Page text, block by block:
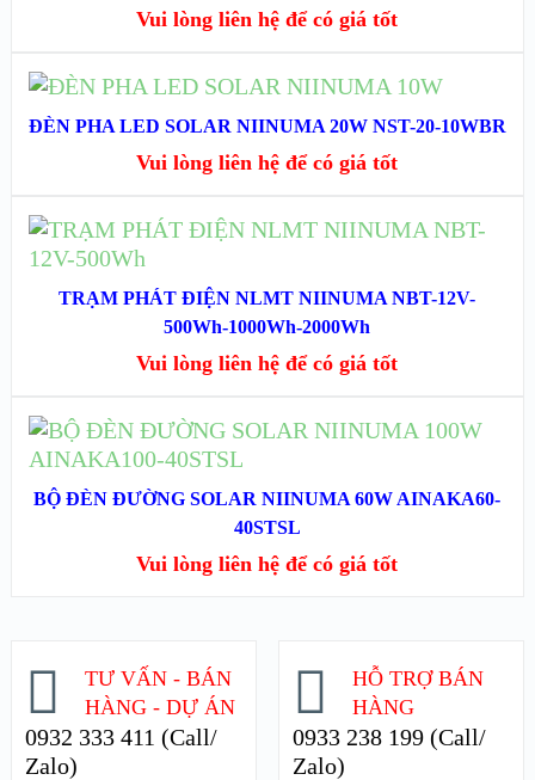
XEM CHI TIẾT
Vui lòng liên hệ để có giá tốt
XEM NHANH
XEM CHI TIẾT
ĐỌC TIẾP
ĐÈN PHA LED SOLAR NIINUMA 20W NST-20-10WBR
Vui lòng liên hệ để có giá tốt
XEM NHANH
XEM CHI TIẾT
ĐỌC TIẾP
TRẠM PHÁT ĐIỆN NLMT NIINUMA NBT-12V-
500Wh-1000Wh-2000Wh
Vui lòng liên hệ để có giá tốt
XEM NHANH
XEM CHI TIẾT
ĐỌC TIẾP
BỘ ĐÈN ĐƯỜNG SOLAR NIINUMA 60W AINAKA60-
40STSL
Vui lòng liên hệ để có giá tốt
TƯ VẤN - BÁN
HÀNG - DỰ ÁN
0932 333 411 (Call/
Zalo)
HỖ TRỢ BÁN
HÀNG
0933 238 199 (Call/
Zalo)